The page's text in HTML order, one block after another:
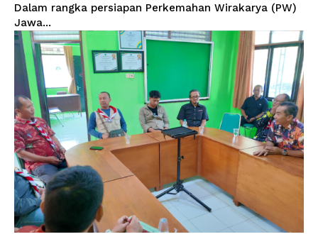
Dalam rangka persiapan Perkemahan Wirakarya (PW)
Jawa...